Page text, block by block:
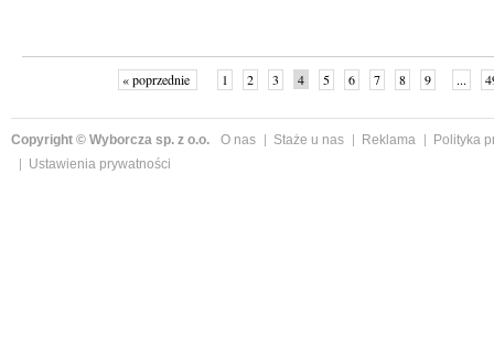
« poprzednie 1 2 3 4 5 6 7 8 9 ...
Copyright © Wyborcza sp. z o.o. O nas Staże u nas Reklama
Polityka
Ustawienia prywatności